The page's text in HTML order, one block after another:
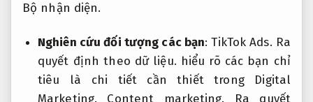
Bộ nhận diện.
Nghiên cứu đối tượng các bạn:TikTok Ads. Ra
quyết định theo dữ liệu. hiểu rõ các bạn chỉ
tiêu là chi tiết cần thiết trong Digital
Marketing. Content marketing.
Ra quyết